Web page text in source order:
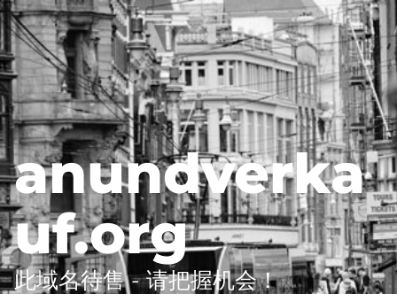
anundverka
uf.org
此域名待售 - 请把握机会！